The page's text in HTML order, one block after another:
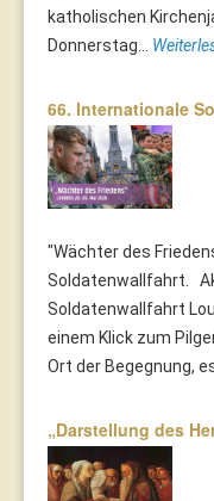
katholischen
Donnerstag...
66. Internationale
"Wächter des
Soldatenwallfahrt.
Soldatenwallfahrt
einem Klick zum
Ort der Begegnung,
„Darstellung des